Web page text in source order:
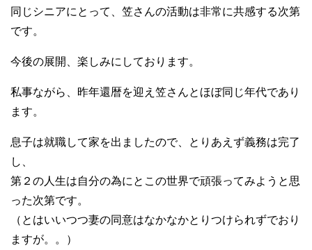
同じシニアにとって、笠さんの活動は非常に共感する次第
です。
今後の展開、楽しみにしております。
私事ながら、昨年還暦を迎え笠さんとほぼ同じ年代であり
ます。
息子は就職して家を出ましたので、とりあえず義務は完了
し、
第２の人生は自分の為にとこの世界で頑張ってみようと思
った次第です。
（とはいいつつ妻の同意はなかなかとりつけられずでおり
ますが。。）